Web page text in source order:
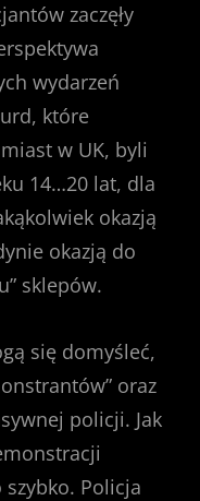
zaczęły
wydarzeń
które
w UK, byli
14…20 lat, dla
okazją
okazją do
sklepów.
się domyśleć,
oraz
policji. Jak
szybko. Policja